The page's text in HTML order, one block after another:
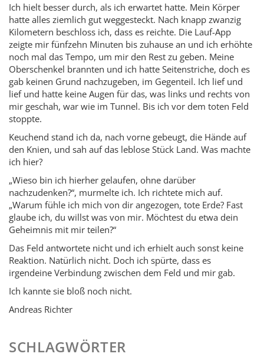
Ich hielt besser durch, als ich erwartet hatte. Mein Körper
hatte alles ziemlich gut weggesteckt. Nach knapp zwanzig
Kilometern beschloss ich, dass es reichte. Die Lauf-App
zeigte mir fünfzehn Minuten bis zuhause an und ich erhöhte
noch mal das Tempo, um mir den Rest zu geben. Meine
Oberschenkel brannten und ich hatte Seitenstriche, doch es
gab keinen Grund nachzugeben, im Gegenteil. Ich lief und
lief und hatte keine Augen für das, was links und rechts von
mir geschah, war wie im Tunnel. Bis ich vor dem toten Feld
stoppte.
Keuchend stand ich da, nach vorne gebeugt, die Hände auf
den Knien, und sah auf das leblose Stück Land. Was machte
ich hier?
„Wieso bin ich hierher gelaufen, ohne darüber
nachzudenken?“, murmelte ich. Ich richtete mich auf.
„Warum fühle ich mich von dir angezogen, tote Erde? Fast
glaube ich, du willst was von mir. Möchtest du etwa dein
Geheimnis mit mir teilen?“
Das Feld antwortete nicht und ich erhielt auch sonst keine
Reaktion. Natürlich nicht. Doch ich spürte, dass es
irgendeine Verbindung zwischen dem Feld und mir gab.
Ich kannte sie bloß noch nicht.
Andreas Richter
SCHLAGWÖRTER